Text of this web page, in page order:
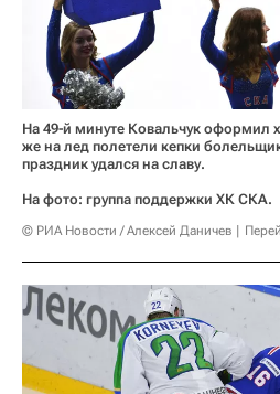
На 49-й минуте Ковальчук оформил
же на лед полетели кепки
праздник удался на славу.
На фото: группа поддержки ХК СКА.
© РИА Новости / Алексей Даничев